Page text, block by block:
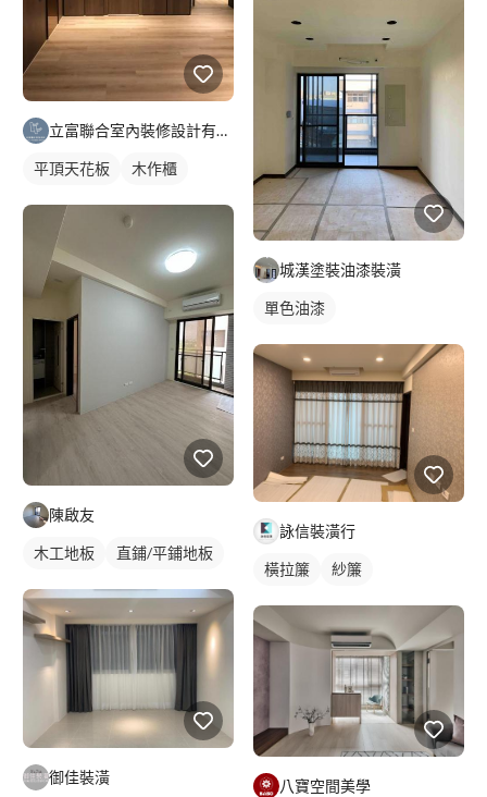
立富聯合室內裝修設計有限公司
平頂天花板 木作櫃
陳啟友
木工地板 直鋪/平鋪地板
御佳裝潢
城漢塗裝油漆裝潢
單色油漆
詠信裝潢行
橫拉簾 紗簾
八寶空間美學